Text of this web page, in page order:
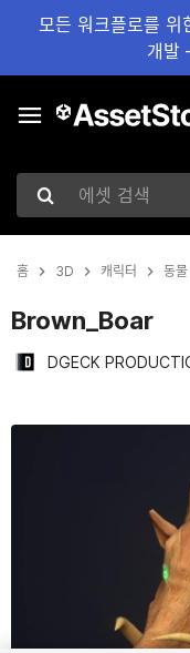
모든 워크플로를 위
개발
에셋 검색
홈 3D 캐릭터 동물
Brown_Boar
DGECK